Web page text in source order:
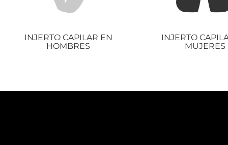
INJERTO CAPILAR EN
HOMBRES
INJERTO
MUJERES